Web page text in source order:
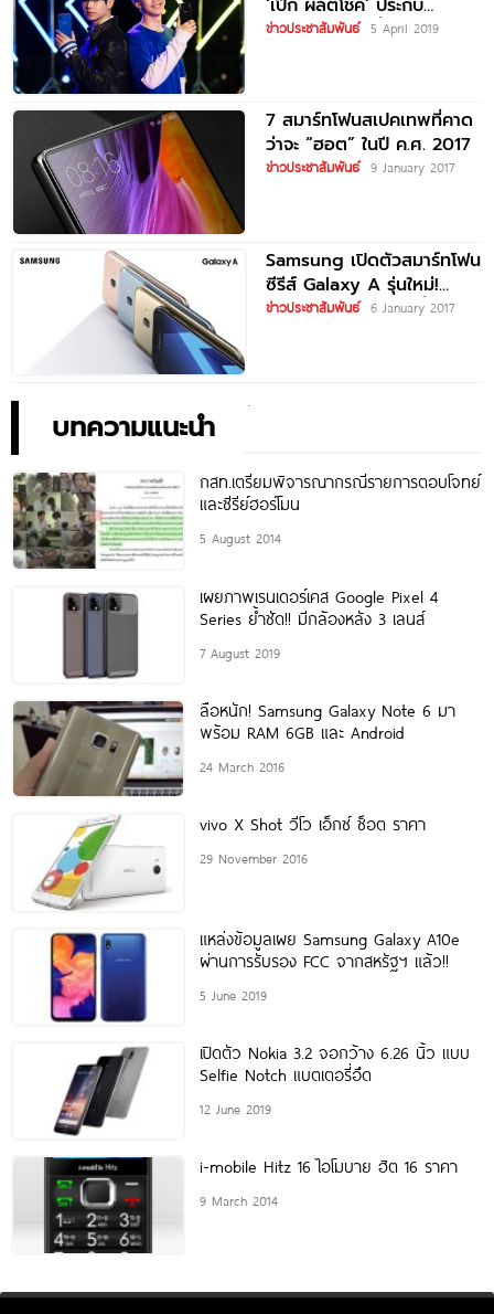
‘เป๊ก ผลิตโชค’ ประกบ
‘LAZYLOXY’ ขึ้นแท่น
ข่าวประชาสัมพันธ์ 5 April 2019
7 สมาร์ทโฟนสเปคเทพที่คาด
ว่าจะ “ฮอต” ในปี ค.ศ. 2017
ข่าวประชาสัมพันธ์ 9 January 2017
Samsung เปิดตัวสมาร์ทโฟน
ซีรีส์ Galaxy A รุ่นใหม่!
กล้องหน้า 16MP กันน้ำได้
ข่าวประชาสัมพันธ์ 6 January 2017
บทความแนะนำ
กสท.เตรียมพิจารณากรณีรายการตอบโจทย์
และซีรีย์ฮอร์โมน
5 August 2014
เผยภาพเรนเดอร์เคส Google Pixel 4
Series ย้ำชัด!! มีกล้องหลัง 3 เลนส์
7 August 2019
ลือหนัก! Samsung Galaxy Note 6 มา
พร้อม RAM 6GB และ Android
24 March 2016
vivo X Shot วีโว เอ็กซ์ ช็อต ราคา
29 November 2016
แหล่งข้อมูลเผย Samsung Galaxy A10e
ผ่านการรับรอง FCC จากสหรัฐฯ แล้ว!!
5 June 2019
เปิดตัว Nokia 3.2 จอกว้าง 6.26 นิ้ว แบบ
Selfie Notch แบตเตอรี่อึด
12 June 2019
i-mobile Hitz 16 ไอโมบาย ฮิต 16 ราคา
9 March 2014